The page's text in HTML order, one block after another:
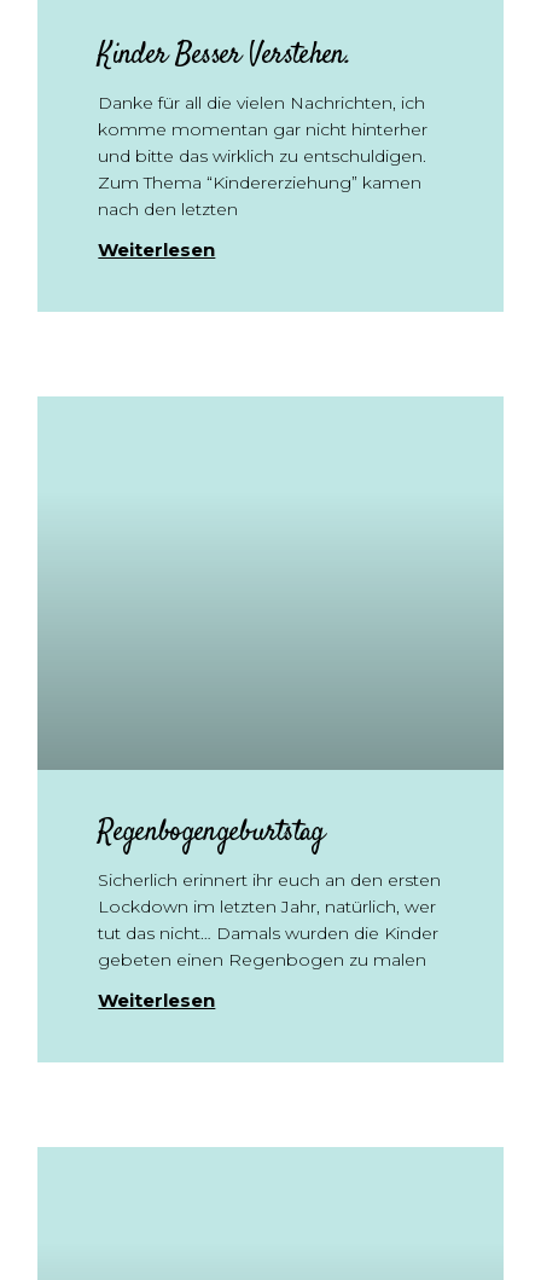
Kinder Besser Verstehen.
Danke für all die vielen Nachrichten, ich
komme momentan gar nicht hinterher
und bitte das wirklich zu entschuldigen.
Zum Thema “Kindererziehung” kamen
nach den letzten
Weiterlesen
Regenbogengeburtstag
Sicherlich erinnert ihr euch an den ersten
Lockdown im letzten Jahr, natürlich, wer
tut das nicht… Damals wurden die Kinder
gebeten einen Regenbogen zu malen
Weiterlesen